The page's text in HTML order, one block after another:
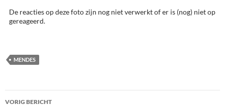
De reacties op deze foto zijn nog niet verwerkt of er is (nog) niet op
gereageerd.
MENDES
Bericht
VORIG BERICHT